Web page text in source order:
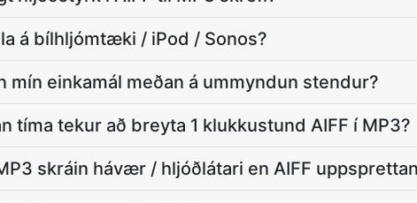
á bílhljómtæki / iPod / Sonos?
mín einkamál meðan á ummyndun stendur?
tíma tekur að breyta 1 klukkustund AIFF í MP3?
skráin hávær / hljóðlátari en AIFF